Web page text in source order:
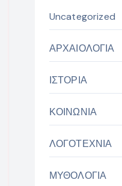
Uncategorized
ΑΡΧΑΙΟΛΟΓΙΑ
ΙΣΤΟΡΙΑ
ΚΟΙΝΩΝΙΑ
ΛΟΓΟΤΕΧΝΙΑ
ΜΥΘΟΛΟΓΙΑ